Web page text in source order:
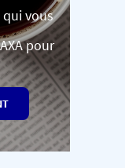
vous
pour